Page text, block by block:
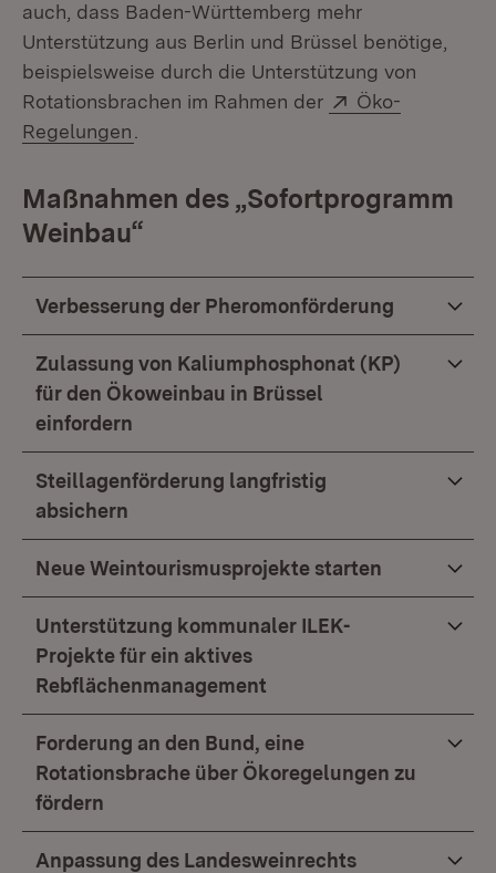
auch, dass Baden-Württemberg mehr
Unterstützung aus Berlin und Brüssel benötige,
beispielsweise durch die Unterstützung von
Rotationsbrachen im Rahmen der
Extern:
Öko-
Regelungen
Maßnahmen des „Sofortprogramm
Weinbau“
Verbesserung der Pheromonförderung
Zulassung von Kaliumphosphonat (KP)
für den Ökoweinbau in Brüssel
einfordern
Steillagenförderung langfristig
absichern
Neue Weintourismusprojekte starten
Unterstützung kommunaler ILEK-
Projekte für ein aktives
Rebflächenmanagement
Forderung an den Bund, eine
Rotationsbrache über Ökoregelungen zu
fördern
Anpassung des Landesweinrechts